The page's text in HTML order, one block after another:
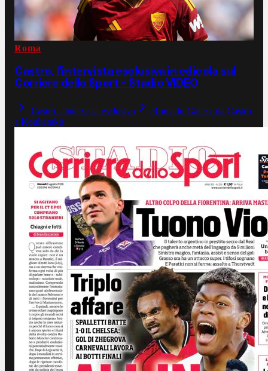
Roma
Castro, l'intervista esclusiva in edicola sul
Corriere dello Sport - Stadio VIDEO
Castro, l'intervista esclusiva
Roma in Galles: da Castro
a Koulierakis